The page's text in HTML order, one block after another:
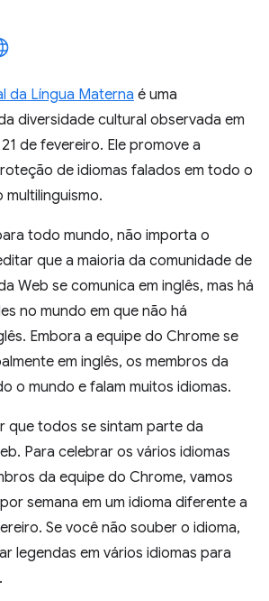
da Língua Materna é uma
diversidade cultural observada em
de fevereiro. Ele promove a
de idiomas falados em todo o
multilinguismo.
todo mundo, não importa o
que a maioria da comunidade de
Web se comunica em inglês, mas há
no mundo em que não há
Embora a equipe do Chrome se
em inglês, os membros da
o mundo e falam muitos idiomas.
que todos se sintam parte da
Para celebrar os vários idiomas
da equipe do Chrome, vamos
semana em um idioma diferente a
Se você não souber o idioma,
legendas em vários idiomas para